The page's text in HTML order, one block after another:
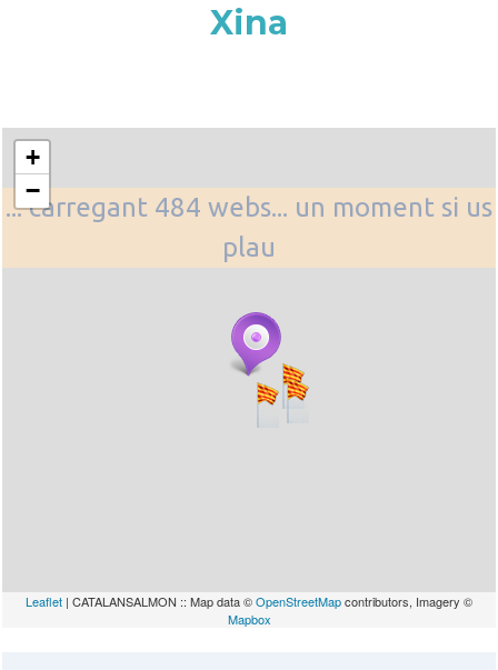
Xina
... carregant 484 webs... un moment si us
plau
+
−
Leaflet | CATALANSALMON :: Map data ©OpenStreetMapcontributors, Imagery ©
Mapbox